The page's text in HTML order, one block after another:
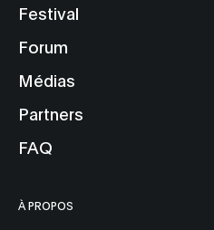
Festival
Forum
Médias
Partners
FAQ
À PROPOS